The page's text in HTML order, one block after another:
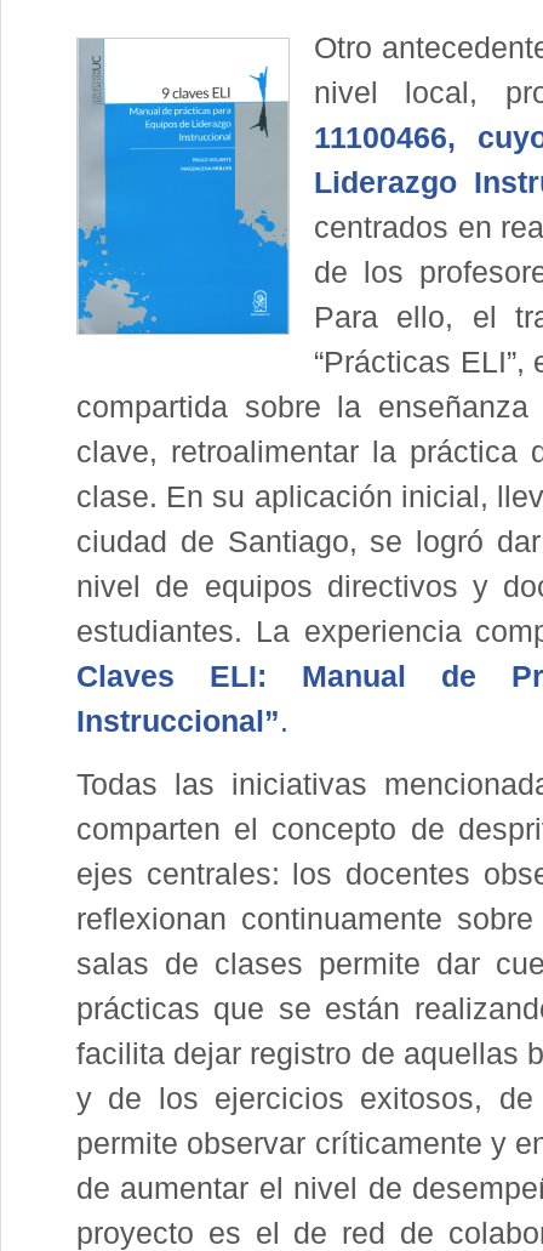
Otro
nivel local,
11100466,
Liderazgo
centrados en
de los
Para ello, el
“Prácticas
compartida sobre la
clave, retroalimentar la práctica
clase. En su aplicación inicial,
ciudad de Santiago, se logró
nivel de equipos directivos y
estudiantes. La experiencia
Claves ELI: Manual de
Instruccional”.
Todas las iniciativas
comparten el concepto de
ejes centrales: los docentes
reflexionan continuamente
salas de clases permite dar
prácticas que se están
facilita dejar registro de aquellas
y de los ejercicios exitosos,
permite observar críticamente y
de aumentar el nivel de
proyecto es el de red de